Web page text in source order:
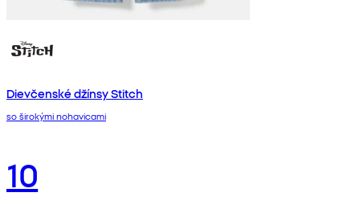
Dievčenské džínsy Stitch
so širokými nohavicami
10